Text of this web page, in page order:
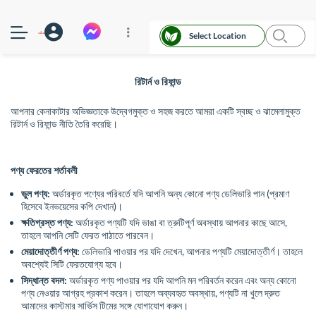
Select Location
রিটার্ন ও রিফান্ড
আপনার কেনাকাটার অভিজ্ঞতাকে উদ্বেগমুক্ত ও সহজ করতে আমরা একটি স্বচ্ছ ও ঝামেলামুক্ত
রিটার্ন ও রিফান্ড নীতি তৈরি করেছি।
পণ্য ফেরতের শর্তাবলী
ভুল পণ্য: অর্ডারকৃত পণ্যের পরিবর্তে যদি আপনি অন্য কোনো পণ্য ডেলিভারি পান (প্রমাণ
হিসেবে ইনভয়েসের কপি দেখান)।
ক্ষতিগ্রস্ত পণ্য: অর্ডারকৃত পণ্যটি যদি ভাঙা বা ত্রুটিপূর্ণ অবস্থায় আপনার কাছে আসে,
তাহলে আপনি সেটি ফেরত পাঠাতে পারবেন।
মেয়াদোত্তীর্ণ পণ্য: ডেলিভারি পাওয়ার পর যদি দেখেন, আপনার পণ্যটি মেয়াদোত্তীর্ণ। তাহলে
অবশ্যেই সিটি ফেরতযোগ্য হবে।
সিদ্ধান্ত বদল: অর্ডারকৃত পণ্য পাওয়ার পর যদি আপনি মন পরিবর্তন করেন এবং অন্য কোনো
পণ্য নেওয়ার আগ্রহ প্রকাশ করেন। তাহলে অব্যবহৃত অবস্থায়, পণ্যটি না খুলে দ্রুত
আমাদের কাস্টমার সার্ভিস টিমের সঙ্গে যোগাযোগ করুন।